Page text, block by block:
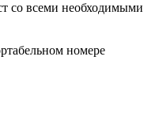
со всеми необходимыми
номере